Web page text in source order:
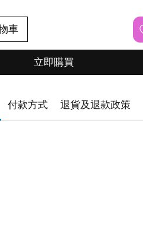
車
立即購買
付款方式 退貨及退款政策